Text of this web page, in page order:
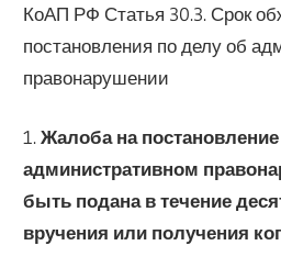
КоАП РФ Статья 30.3. Срок
постановления по делу об
правонарушении
1.Жалоба на
административном
быть подана в течение
вручения или получения